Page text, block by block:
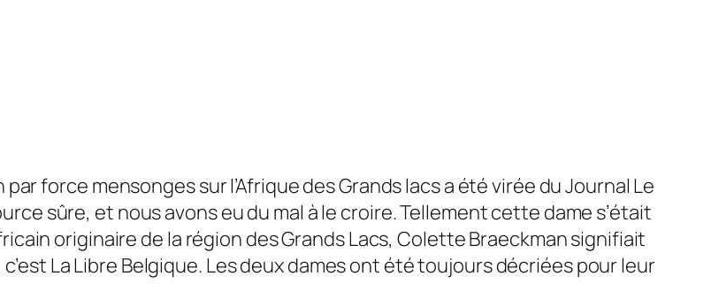
force mensonges sur l’Afrique des Grands lacs a été virée du Journal Le
sûre, et nous avons eu du mal à le croire. Tellement cette dame s’était
originaire de la région des Grands Lacs, Colette Braeckman signifiait
La Libre Belgique. Les deux dames ont été toujours décriées pour leur